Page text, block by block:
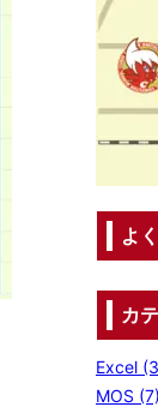
よ
カ
Excel
MOS (7)